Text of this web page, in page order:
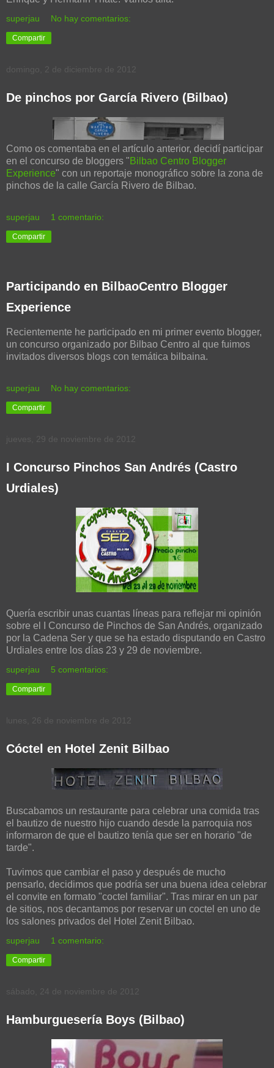
superjau No hay comentarios:
Compartir
domingo, 2 de diciembre de 2012
De pinchos por García Rivero (Bilbao)
Como os comentaba en el artículo anterior, decidí participar
en el concurso de bloggers " Bilbao Centro Blogger
Experience" con un reportaje monográfico sobre la zona de
pinchos de la calle García Rivero de Bilbao.
superjau 1 comentario:
Compartir
Participando en BilbaoCentro Blogger
Experience
Recientemente he participado en mi primer evento blogger,
un concurso organizado por Bilbao Centro al que fuimos
invitados diversos blogs con temática bilbaina.
superjau No hay comentarios:
Compartir
jueves, 29 de noviembre de 2012
I Concurso Pinchos San Andrés (Castro
Urdiales)
Quería escribir unas cuantas líneas para reflejar mi opinión
sobre el I Concurso de Pinchos de San Andrés, organizado
por la Cadena Ser y que se ha estado disputando en Castro
Urdiales entre los días 23 y 29 de noviembre.
superjau 5 comentarios:
Compartir
lunes, 26 de noviembre de 2012
Cóctel en Hotel Zenit Bilbao
Buscabamos un restaurante para celebrar una comida tras
el bautizo de nuestro hijo cuando desde la parroquia nos
informaron de que el bautizo tenía que ser en horario "de
tarde".
Tuvimos que cambiar el paso y después de mucho
pensarlo, decidimos que podría ser una buena idea celebrar
el convite en formato "coctel familiar". Tras mirar en un par
de sitios, nos decantamos por reservar un coctel en uno de
los salones privados del Hotel Zenit Bilbao.
superjau 1 comentario:
Compartir
sábado, 24 de noviembre de 2012
Hamburguesería Boys (Bilbao)